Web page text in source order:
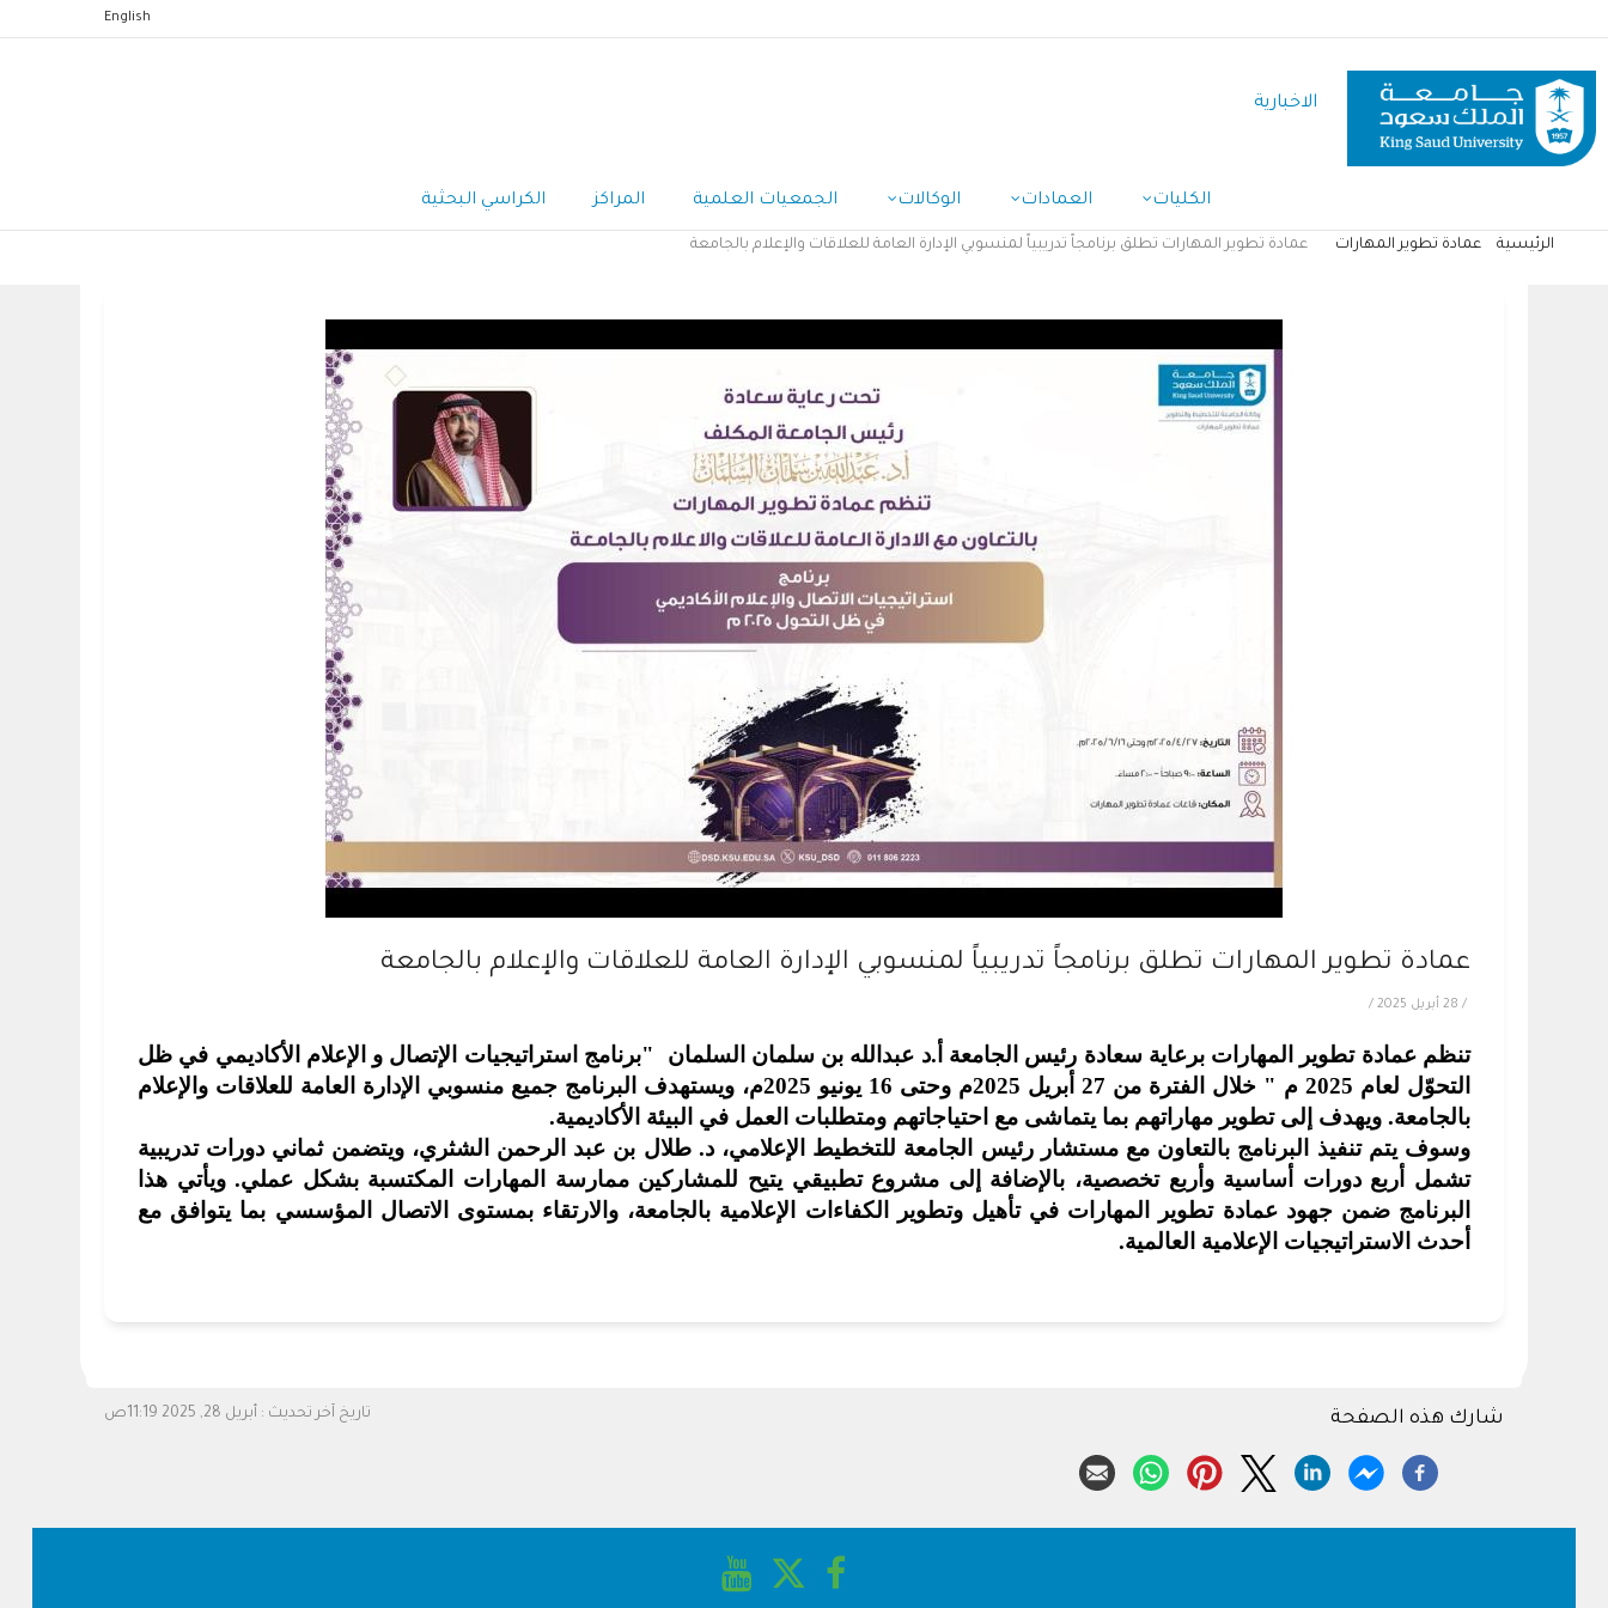
المحتوى
الرئيسي
English
الاخبارية
الكليات العمادات الوكالات الجمعيات العلمية المراكز الكراسي البحثية
الرئيسية عمادة تطوير المهارات عمادة تطوير المهارات تطلق برنامجاً تدريبياً لمنسوبي الإدارة العامة للعلاقات والإعلام بالجامعة
عمادة تطوير المهارات تطلق برنامجاً تدريبياً لمنسوبي الإدارة العامة للعلاقات والإعلام بالجامعة
/ 28 أبريل 2025 /
تنظم عمادة تطوير المهارات برعاية سعادة رئيس الجامعة أ.د عبدالله بن سلمان السلمان "برنامج استراتيجيات الإتصال و الإعلام الأكاديمي في ظل
التحوّل لعام 2025 م " خلال الفترة من 27 أبريل 2025م وحتى 16 يونيو 2025م، ويستهدف البرنامج جميع منسوبي الإدارة العامة للعلاقات والإعلام
بالجامعة. ويهدف إلى تطوير مهاراتهم بما يتماشى مع احتياجاتهم ومتطلبات العمل في البيئة الأكاديمية.
وسوف يتم تنفيذ البرنامج بالتعاون مع مستشار رئيس الجامعة للتخطيط الإعلامي، د. طلال بن عبد الرحمن الشثري، ويتضمن ثماني دورات تدريبية
تشمل أربع دورات أساسية وأربع تخصصية، بالإضافة إلى مشروع تطبيقي يتيح للمشاركين ممارسة المهارات المكتسبة بشكل عملي. ويأتي هذا
البرنامج ضمن جهود عمادة تطوير المهارات في تأهيل وتطوير الكفاءات الإعلامية بالجامعة، والارتقاء بمستوى الاتصال المؤسسي بما يتوافق مع
أحدث الاستراتيجيات الإعلامية العالمية.
تاريخ آخر تحديث : أبريل 28, 2025 11:19ص شارك هذه الصفحة